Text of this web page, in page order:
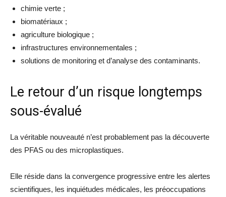
chimie verte ;
biomatériaux ;
agriculture biologique ;
infrastructures environnementales ;
solutions de monitoring et d’analyse des contaminants.
Le retour d’un risque longtemps
sous-évalué
La véritable nouveauté n’est probablement pas la découverte
des PFAS ou des microplastiques.
Elle réside dans la convergence progressive entre les alertes
scientifiques, les inquiétudes médicales, les préoccupations